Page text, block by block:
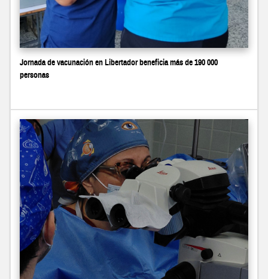
Jornada de vacunación en Libertador beneficia más de 190 000
personas